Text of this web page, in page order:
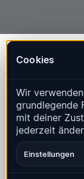
Cookies
Wir
grundlegende
mit deiner
jederzeit
Einstellungen
Live-Karte,
Überblick
FAQ